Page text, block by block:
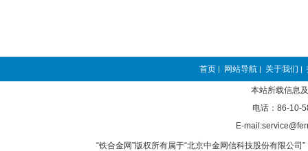
首页 | 网站导航 | 关于我们 |
本站所载信息
电话：86-10-
E-
“铁合金网”版权所有属于“北京中金网信科技股份有限公司